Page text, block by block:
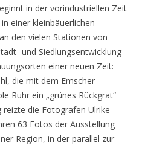
in der vorindustriellen Zeit
einer kleinbäuerlichen
den vielen Stationen von
und Siedlungsentwicklung
einer neuen Zeit:
die mit dem Emscher
Ruhr ein „grünes Rückgrat“
reizte die Fotografen Ulrike
63 Fotos der Ausstellung
Region, in der parallel zur